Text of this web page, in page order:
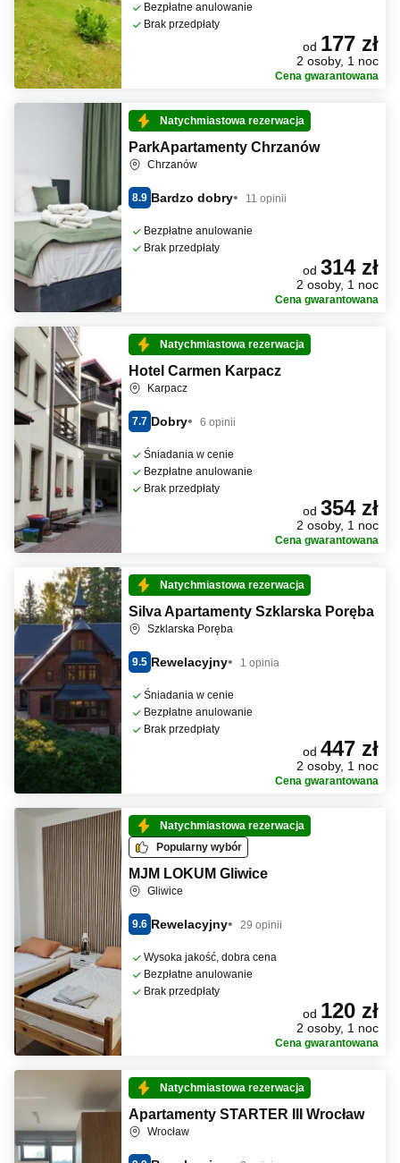
Bezpłatne anulowanie
Brak przedpłaty
od 177 zł
2 osoby, 1 noc
Cena gwarantowana
Natychmiastowa rezerwacja
ParkApartamenty Chrzanów
Chrzanów
8.9 Bardzo dobry 11 opinii
Bezpłatne anulowanie
Brak przedpłaty
od 314 zł
2 osoby, 1 noc
Cena gwarantowana
Natychmiastowa rezerwacja
Hotel Carmen Karpacz
Karpacz
7.7 Dobry 6 opinii
Śniadania w cenie
Bezpłatne anulowanie
Brak przedpłaty
od 354 zł
2 osoby, 1 noc
Cena gwarantowana
Natychmiastowa rezerwacja
Silva Apartamenty Szklarska Poręba
Szklarska Poręba
9.5 Rewelacyjny 1 opinia
Śniadania w cenie
Bezpłatne anulowanie
Brak przedpłaty
od 447 zł
2 osoby, 1 noc
Cena gwarantowana
Natychmiastowa rezerwacja
Popularny wybór
MJM LOKUM Gliwice
Gliwice
9.6 Rewelacyjny 29 opinii
Wysoka jakość, dobra cena
Bezpłatne anulowanie
Brak przedpłaty
od 120 zł
2 osoby, 1 noc
Cena gwarantowana
Natychmiastowa rezerwacja
Apartamenty STARTER III Wrocław
Wrocław